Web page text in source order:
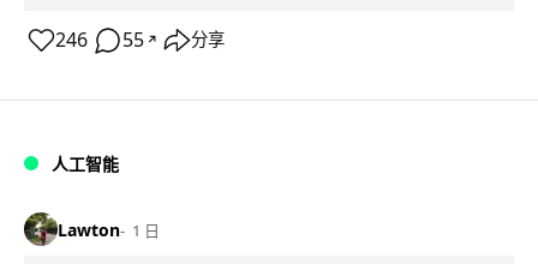
246 55 ↗ 分享
人工智能
Lawton 1 日